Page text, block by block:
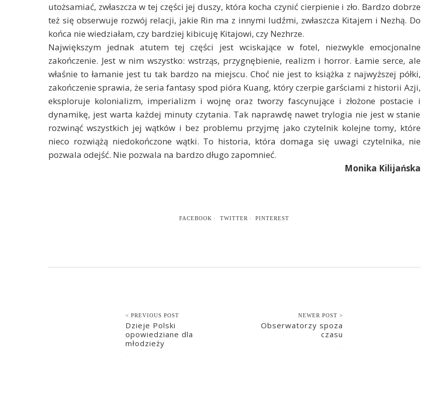
utożsamiać, zwłaszcza w tej części jej duszy, która kocha czynić cierpienie i zło. Bardzo dobrze
też się obserwuje rozwój relacji, jakie Rin ma z innymi ludźmi, zwłaszcza Kitajem i Nezhą. Do
końca nie wiedziałam, czy bardziej kibicuję Kitajowi, czy Nezhrze.
Największym jednak atutem tej części jest wciskające w fotel, niezwykle emocjonalne
zakończenie. Jest w nim wszystko: wstrząs, przygnębienie, realizm i horror. Łamie serce, ale
właśnie to łamanie jest tu tak bardzo na miejscu. Choć nie jest to książka z najwyższej półki,
zakończenie sprawia, że seria fantasy spod pióra Kuang, który czerpie garściami z historii Azji,
eksploruje kolonializm, imperializm i wojnę oraz tworzy fascynujące i złożone postacie i
dynamikę, jest warta każdej minuty czytania. Tak naprawdę nawet trylogia nie jest w stanie
rozwinąć wszystkich jej wątków i bez problemu przyjmę jako czytelnik kolejne tomy, które
nieco rozwiążą niedokończone wątki. To historia, która domaga się uwagi czytelnika, nie
pozwala odejść. Nie pozwala na bardzo długo zapomnieć.
Monika Kilijańska
FACEBOOK TWITTER PINTEREST
< PREVIOUS POST
Dzieje Polski
opowiedziane dla
młodzieży
NEWER POST >
Obserwatorzy spoza
czasu